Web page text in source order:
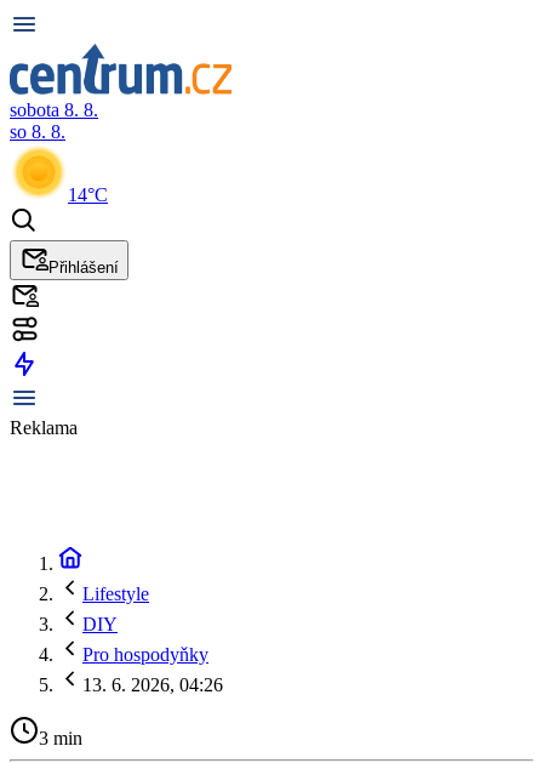
sobota 8. 8.
so 8. 8.
14°C
Přihlášení
Reklama
Lifestyle
DIY
Pro hospodyňky
13. 6. 2026, 04:26
3 min